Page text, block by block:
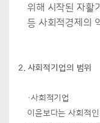
위해 시작된 자활
등 사회적경제의
2. 사회적기업의 범위
·사회적기업
이윤보다는 사회적